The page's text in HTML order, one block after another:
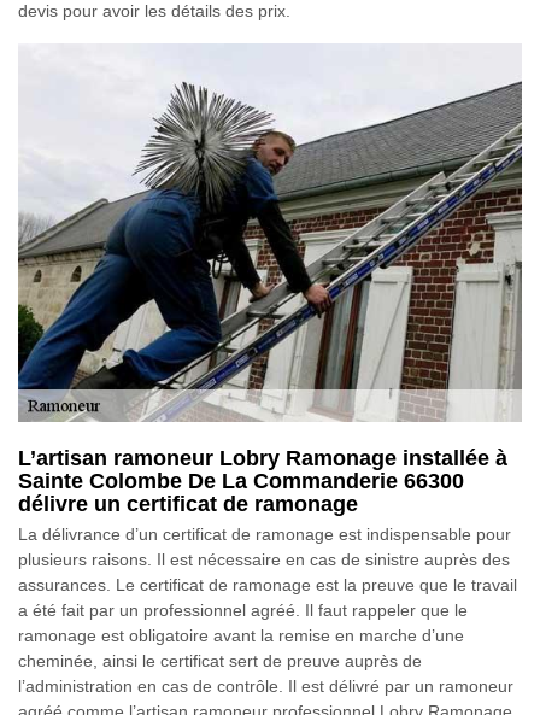
devis pour avoir les détails des prix.
L’artisan ramoneur Lobry Ramonage installée à
Sainte Colombe De La Commanderie 66300
délivre un certificat de ramonage
La délivrance d’un certificat de ramonage est indispensable pour
plusieurs raisons. Il est nécessaire en cas de sinistre auprès des
assurances. Le certificat de ramonage est la preuve que le travail
a été fait par un professionnel agréé. Il faut rappeler que le
ramonage est obligatoire avant la remise en marche d’une
cheminée, ainsi le certificat sert de preuve auprès de
l’administration en cas de contrôle. Il est délivré par un ramoneur
agréé comme l’artisan ramoneur professionnel Lobry Ramonage .